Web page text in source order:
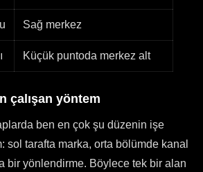
Sağ merkez
Küçük puntoda merkez alt
çalışan yöntem
ben en çok şu düzenin işe
sol tarafta marka, orta bölümde kanal
bir yönlendirme. Böylece tek bir alan